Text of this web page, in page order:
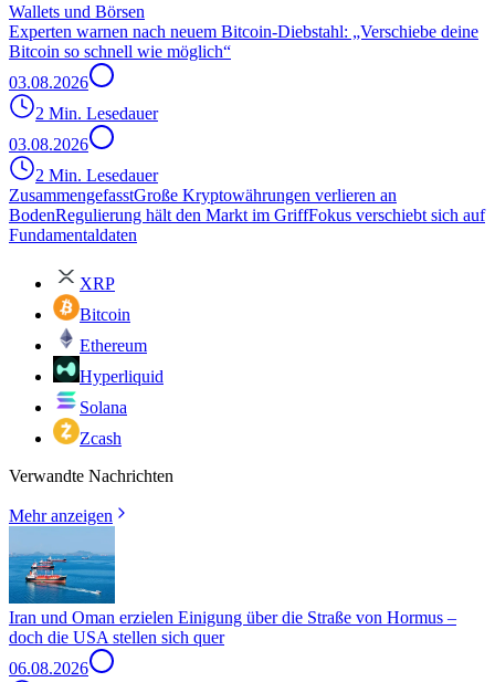
Wallets und Börsen
Experten warnen nach neuem Bitcoin-Diebstahl: „Verschiebe deine
Bitcoin so schnell wie möglich“
03.08.2026
2 Min. Lesedauer
03.08.2026
2 Min. Lesedauer
ZusammengefasstGroße Kryptowährungen verlieren an
BodenRegulierung hält den Markt im GriffFokus verschiebt sich auf
Fundamentaldaten
XRP
Bitcoin
Ethereum
Hyperliquid
Solana
Zcash
Verwandte Nachrichten
Mehr anzeigen
Iran und Oman erzielen Einigung über die Straße von Hormus –
doch die USA stellen sich quer
06.08.2026